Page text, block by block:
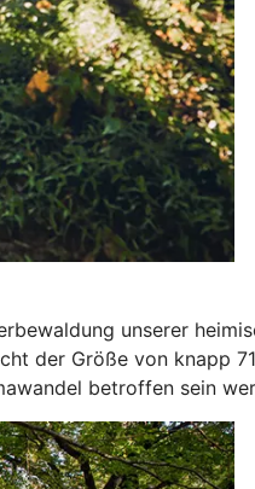
unserer
der Größe von knapp
betroffen sein